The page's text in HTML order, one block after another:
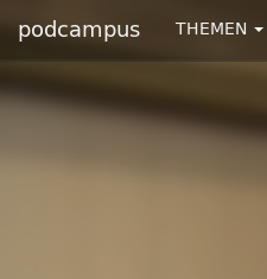
podcampus THEMEN